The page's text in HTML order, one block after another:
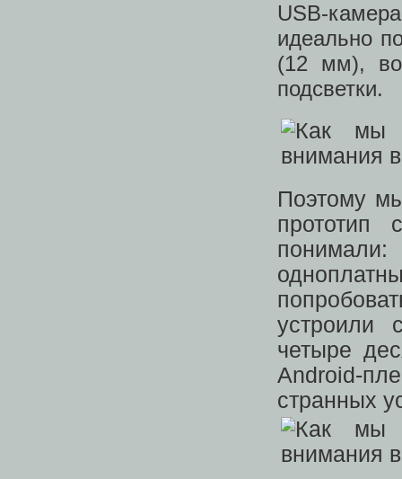
USB-
идеально
(12 мм),
подсветки.
Поэтому
прототип
устроили
четыре
Android-
странных